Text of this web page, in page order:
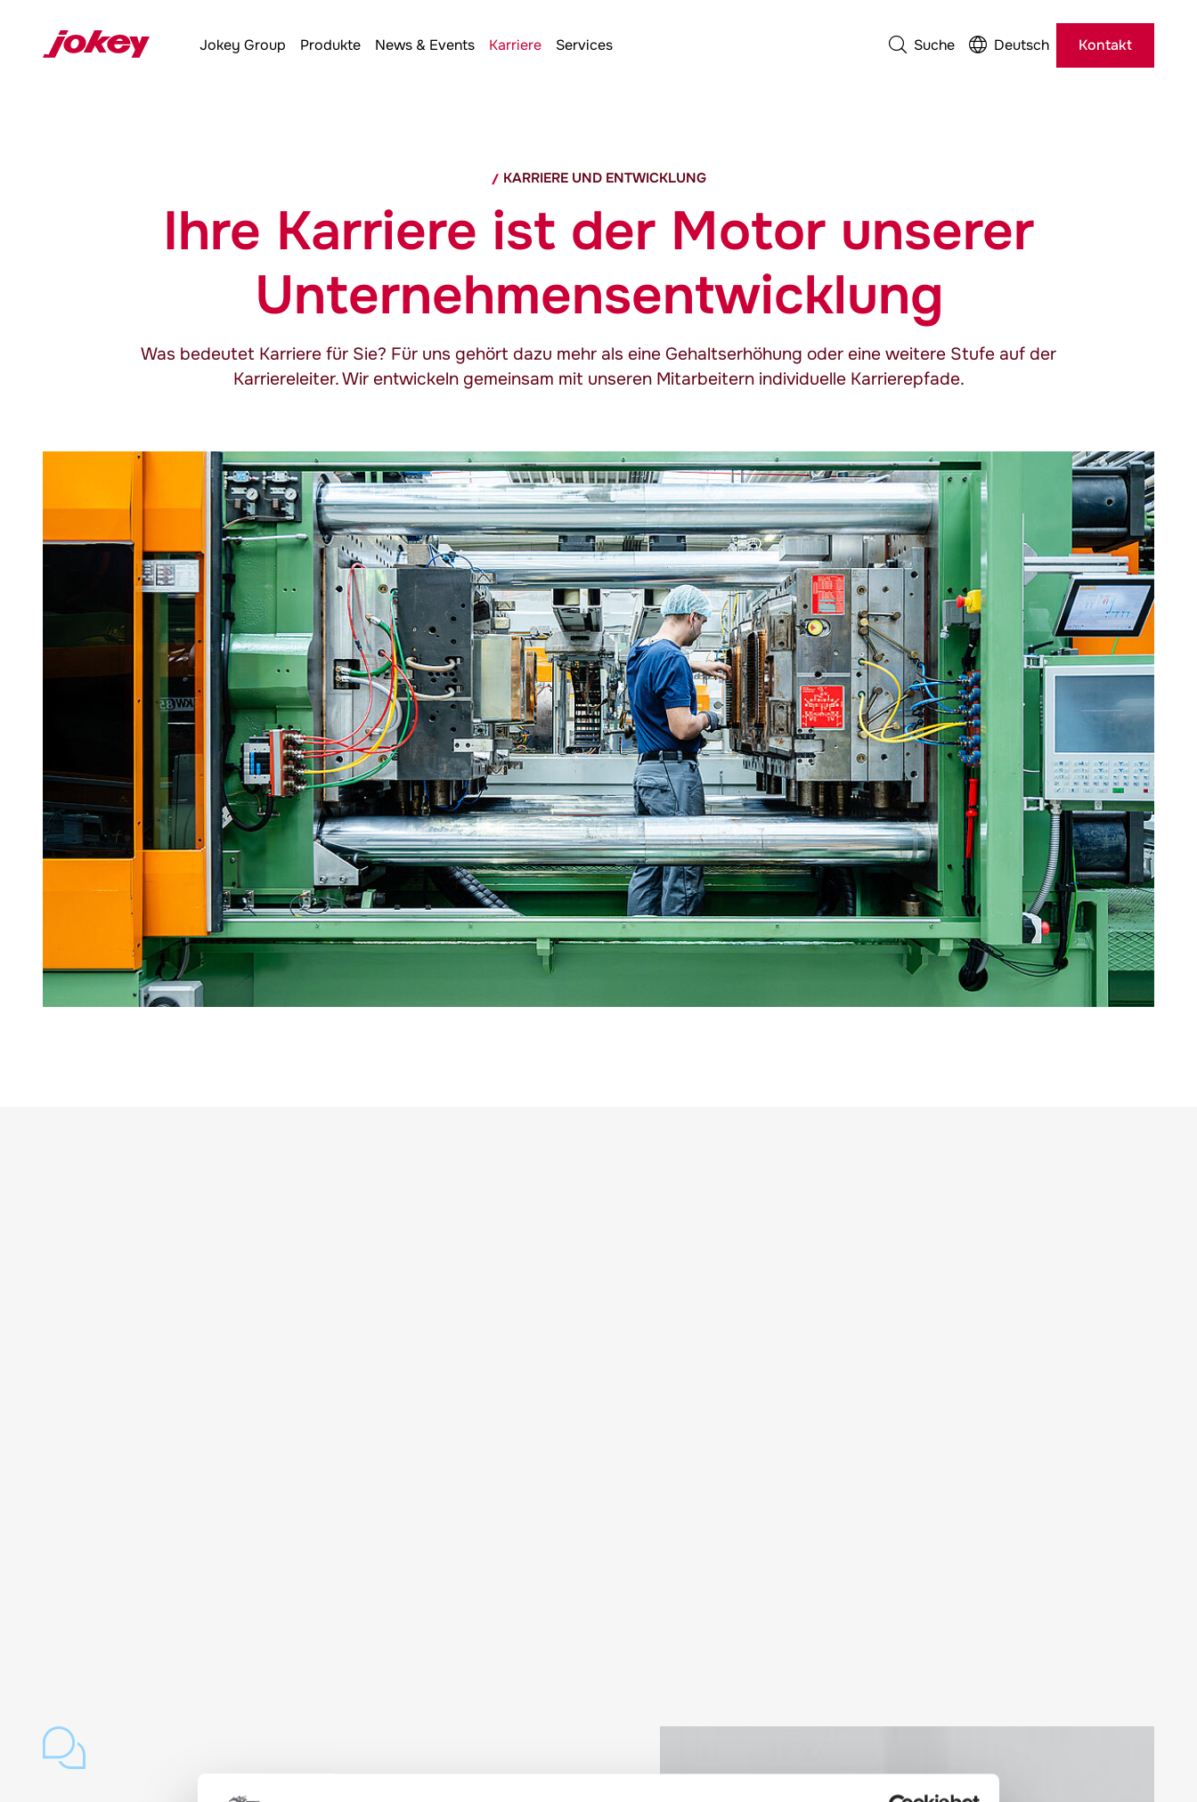
Jokey Group Produkte News & Events Karriere Services Suche Deutsch Kontakt
KARRIERE UND ENTWICKLUNG
Ihre Karriere ist der Motor unserer
Unternehmensentwicklung
Was bedeutet Karriere für Sie? Für uns gehört dazu mehr als eine Gehaltserhöhung oder eine weitere Stufe auf der
Karriereleiter. Wir entwickeln gemeinsam mit unseren Mitarbeitern individuelle Karrierepfade.